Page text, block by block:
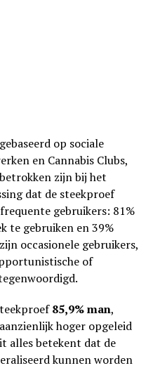
op sociale
en Cannabis Clubs,
zijn bij het
dat de steekproef
gebruikers: 81%
te gebruiken en 39%
occasionele gebruikers,
of
85,9% man,
hoger opgeleid
alles betekent dat de
kunnen worden